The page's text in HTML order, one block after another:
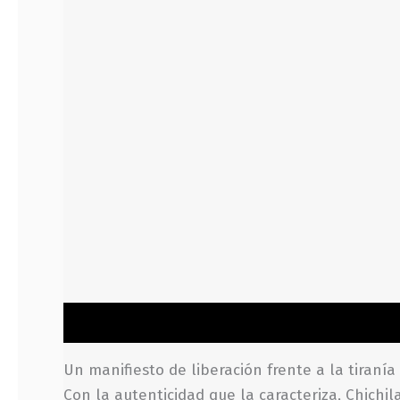
Un manifiesto de liberación frente a la
Con la autenticidad que la caracteriza,